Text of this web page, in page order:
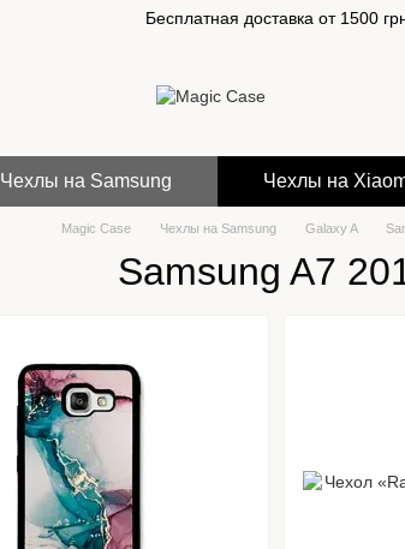
Бесплатная доставка от 1500
Чехлы на Samsung Чехлы на
Magic Case Чехлы на Samsung Galaxy A
Samsung A7